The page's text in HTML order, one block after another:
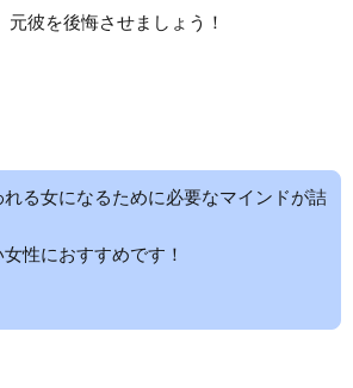
彼を後悔させましょう！
る女になるために必要なマインドが詰
性におすすめです！